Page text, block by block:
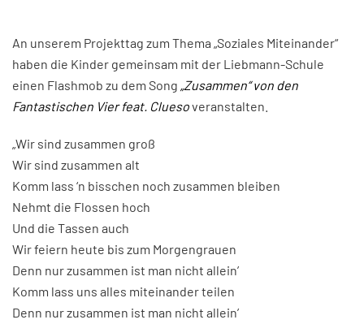
An unserem Projekttag zum Thema „Soziales Miteinander“
haben die Kinder gemeinsam mit der Liebmann-Schule
einen Flashmob zu dem Song „Zusammen“ von den
Fantastischen Vier feat. Cluesoveranstalten.
„Wir sind zusammen groß
Wir sind zusammen alt
Komm lass ‘n bisschen noch zusammen bleiben
Nehmt die Flossen hoch
Und die Tassen auch
Wir feiern heute bis zum Morgengrauen
Denn nur zusammen ist man nicht allein’
Komm lass uns alles miteinander teilen
Denn nur zusammen ist man nicht allein’